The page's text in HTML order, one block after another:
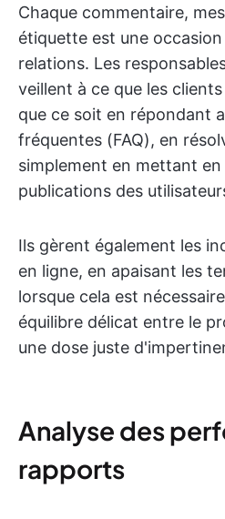
Chaque commentaire,
étiquette est une
relations. Les
veillent à ce que les
que ce soit en répondant
fréquentes (FAQ), en
simplement en mettant
publications des
Ils gèrent également les
en ligne, en apaisant les
lorsque cela est
équilibre délicat entre le
une dose juste
Analyse des
rapports